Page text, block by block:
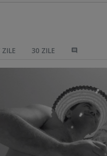
ZILE 30 ZILE